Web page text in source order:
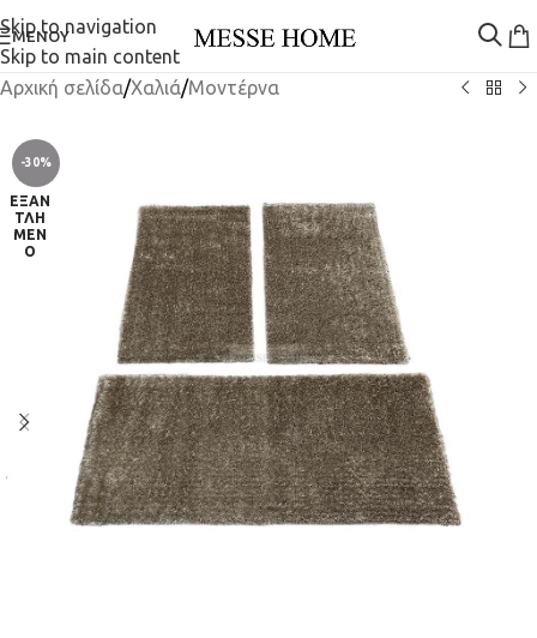
Skip to navigation
Skip to main content
ΜΕΝΟΎ
Αρχική σελίδα/Χαλιά/Μοντέρνα
-30%
ΕΞΑΝ
ΤΛΗ
ΜΈΝ
Ο